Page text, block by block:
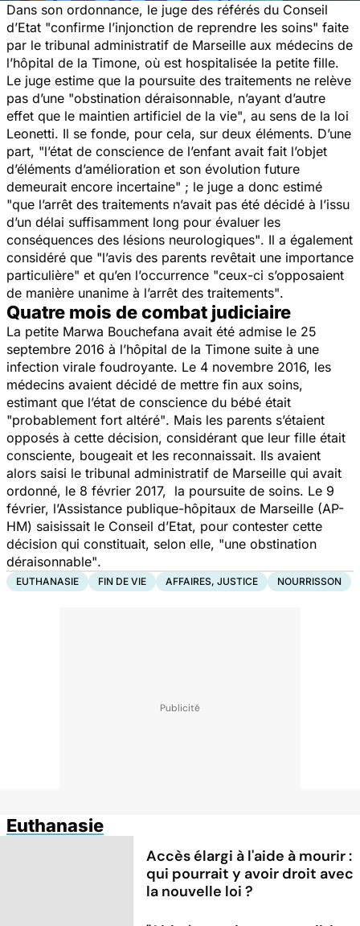
Dans son ordonnance, le juge des référés du Conseil
d’Etat "confirme l’injonction de reprendre les soins" faite
par le tribunal administratif de Marseille aux médecins de
l’hôpital de la Timone, où est hospitalisée la petite fille.
Le juge estime que la poursuite des traitements ne relève
pas d’une "obstination déraisonnable, n’ayant d’autre
effet que le maintien artificiel de la vie", au sens de la loi
Leonetti. Il se fonde, pour cela, sur deux éléments. D’une
part, "l’état de conscience de l’enfant avait fait l’objet
d’éléments d’amélioration et son évolution future
demeurait encore incertaine" ; le juge a donc estimé
"que l’arrêt des traitements n’avait pas été décidé à l’issu
d’un délai suffisamment long pour évaluer les
conséquences des lésions neurologiques". Il a également
considéré que "l’avis des parents revêtait une importance
particulière" et qu’en l’occurrence "ceux-ci s’opposaient
de manière unanime à l’arrêt des traitements".
Quatre mois de combat judiciaire
La petite Marwa Bouchefana avait été admise le 25
septembre 2016 à l’hôpital de la Timone suite à une
infection virale foudroyante. Le 4 novembre 2016, les
médecins avaient décidé de mettre fin aux soins,
estimant que l’état de conscience du bébé était
"probablement fort altéré". Mais les parents s’étaient
opposés à cette décision, considérant que leur fille était
consciente, bougeait et les reconnaissait. Ils avaient
alors saisi le tribunal administratif de Marseille qui avait
ordonné, le 8 février 2017, la poursuite de soins. Le 9
février, l’Assistance publique-hôpitaux de Marseille (AP-
HM) saisissait le Conseil d’Etat, pour contester cette
décision qui constituait, selon elle, "une obstination
déraisonnable".
EUTHANASIE FIN DE VIE AFFAIRES, JUSTICE NOURRISSON
Euthanasie
Accès élargi à l'aide à mourir :
qui pourrait y avoir droit avec
la nouvelle loi ?